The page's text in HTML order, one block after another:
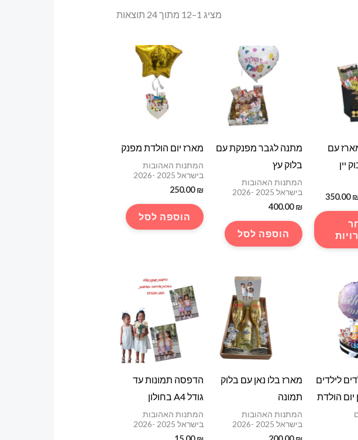
מציג 1–12 מתוך 24 תוצאות
ממוין
עם
יין
350.00טווח
מחירים:
האפשרויות
המוצר
מתנה לגבר מפנקת עם
בלוק עץ
המתנות האהובות
בישראל 2025 -2026
400.00₪
הוספה לסל
מארז יום הולדת מפנק
המתנות האהובות
בישראל 2025 -2026
250.00₪
הוספה לסל
לילדים
יום הולדת
מארז בלו נאן עם בלוק
תמונה
המתנות האהובות
בישראל 2025 -2026
הדפסה תמונות עד
גודל A4 בחולון
המתנות האהובות
בישראל 2025 -2026